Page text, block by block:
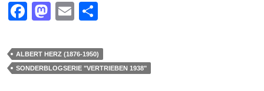
F
c
e
M
st
o
E
ail e
n
ALBERT HERZ (1876-1950)
SONDERBLOGSERIE "VERTRIEBEN 1938"